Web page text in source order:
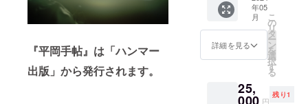
『平岡手帖』は「ハンマー
出版」から発行されます。
ていま
す。
2024/3/
24
しみに
してお
りま
小説
は、他
者との
中に意
味や感
起こる
す。 そ
んな笑
ための
手帖。
える
もっと
青い豪
壮な岩
呼ばれ
ていま
他の人
たちの
コメン
トで平
示を見
まくっ
品しお
りサイ
ズ ＋ ●
この作
品の額
装「額
片隅」
特別割
年05
月
詳細を見る
こ
の
リ
タ
ー
ン
を
選
択
す
る
25,
円
残り1